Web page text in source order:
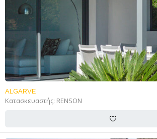
ALGARVE
Κατασκευαστής: RENSON